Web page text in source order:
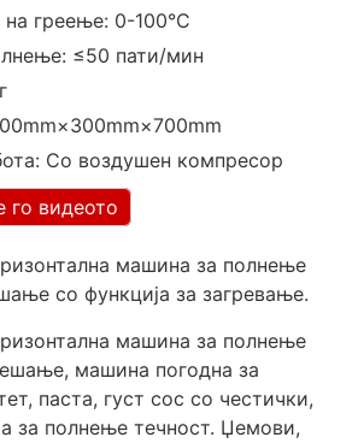
греење: 0-100°C
≤50 пати/мин
Со воздушен компресор
го видеото
машина за полнење
со функција за загревање.
машина за полнење
машина погодна за
паста, густ сос со честички,
за полнење течност. Џемови,